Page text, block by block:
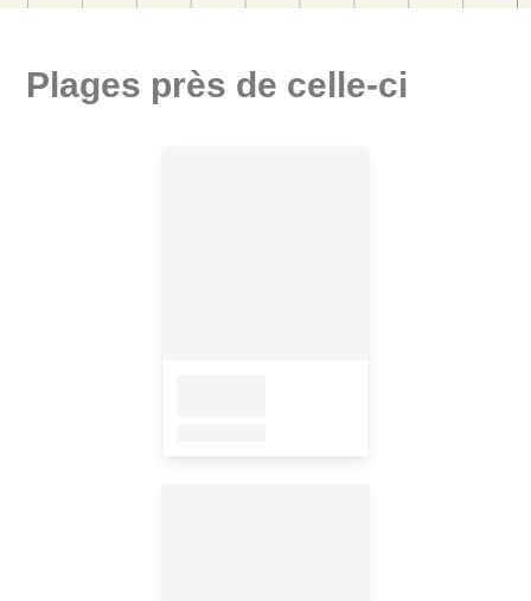
Plages près de celle-ci